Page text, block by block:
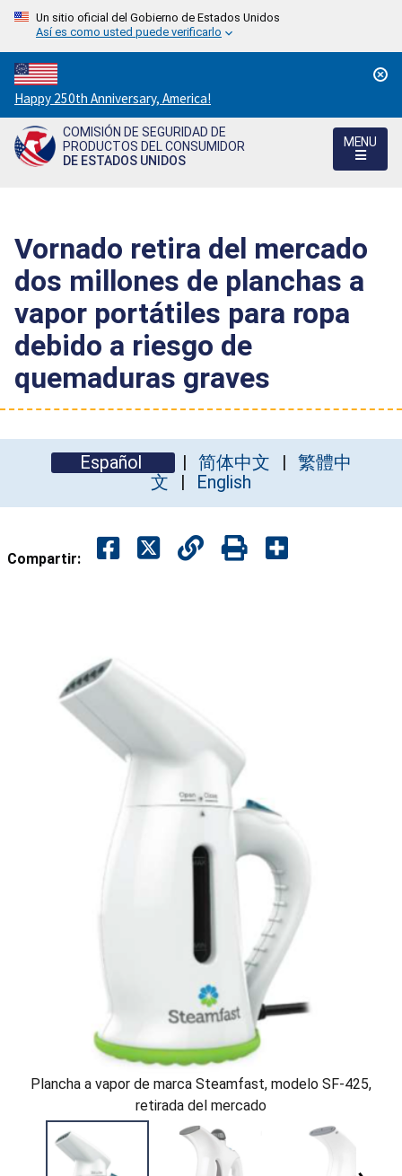
Un sitio oficial del Gobierno de Estados Unidos
Así es como usted puede verificarlo
Countdown
to
America's
250th
Happy 250th Anniversary, America!
COMISIÓN DE SEGURIDAD DE
PRODUCTOS DEL CONSUMIDOR
DE ESTADOS UNIDOS
MENU
Vornado retira del mercado
dos millones de planchas a
vapor portátiles para ropa
debido a riesgo de
quemaduras graves
Español 简体中文
繁體中
文
English
Compartir:
Plancha a vapor de marca Steamfast, modelo SF-425,
retirada del mercado